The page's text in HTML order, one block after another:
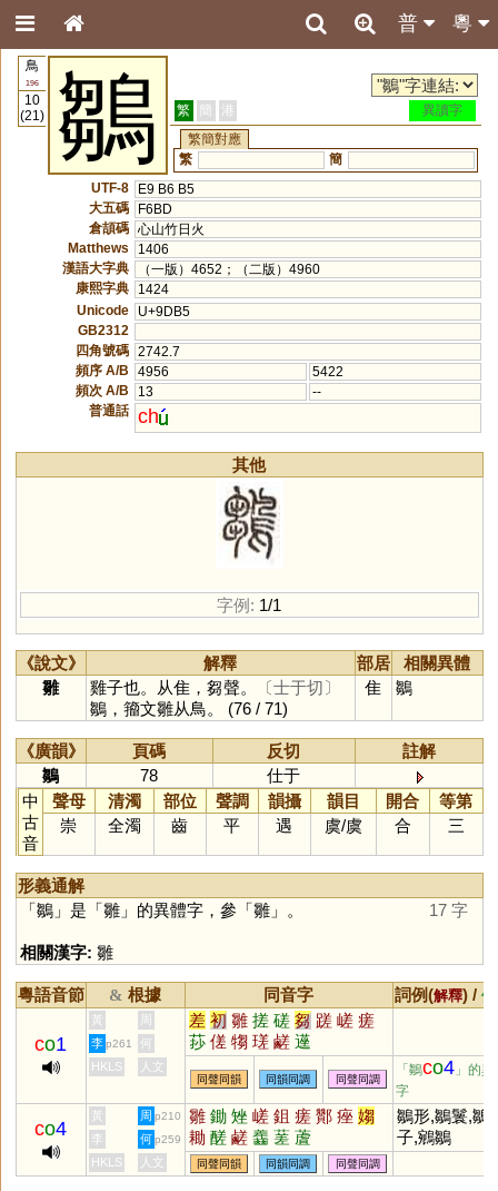
粵
普
鳥
196
10
(21)
鶵 繁 簡 港
異讀字
繁簡對應
繁
簡
UTF-8
E9 B6 B5
大五碼
F6BD
倉頡碼 心山竹日火
Matthews
1406
漢語大字典
（一版）4652；（二版）4960
康熙字典
1424
Unicode
U+9DB5
GB2312
四角號碼 2742.7
頻序 A/B
4956
5422
頻次 A/B
13
--
普通話 ch
其他
字例: 1/1
《說文》 解釋 部居
相關異體
雛
雞子也。从隹，芻聲。
〔士于切〕
鶵，籀文雛从鳥。 (76 / 71)
隹 鶵
《廣韻》 頁碼 反切
註解
鶵
78
仕于
中
古
音
聲母 清濁 部位 聲調 韻攝 韻目 開合
等第
崇
全濁 齒 平 遇 虞/虞 合 三
形義通解
「鶵」是「雛」的異體字，參「雛」。 17 字
相關漢字: 雛
粵語音節 & 根據 同音字 詞例(解釋) /
co1
黃 周 差 初 雛 搓 磋 芻 蹉 嵯 瘥
莏 傞 犓 瑳 鹺 遳
李 p261
何
HKLS
人文
同聲同韻 同韻同調 同聲同調
「鶵co4 」的
字
co4
黃 周 p210 雛 鋤 矬 嵯 鉏 瘥 酇 痤 媰
耡 醝 鹺 齹 蒫 蔖
鶵形,鶵鬟,鶵
子,鵷鶵
李 何 p259
HKLS 人文 同聲同韻 同韻同調 同聲同調